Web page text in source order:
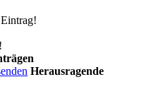
Herausragende